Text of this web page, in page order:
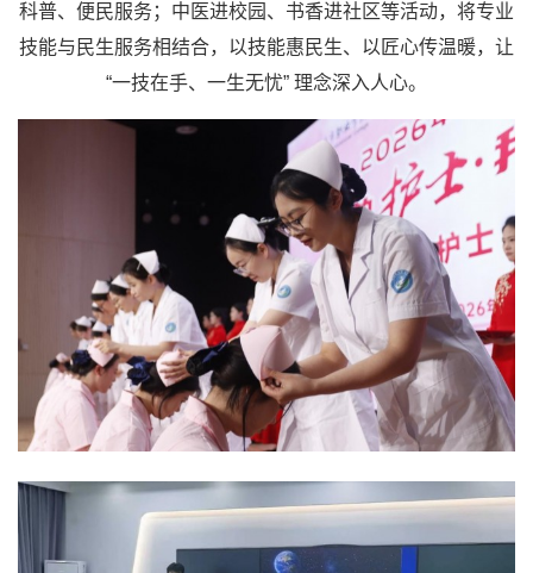
科普、便民服务；中医进校园、书香进社区等活动，将专业
技能与民生服务相结合，以技能惠民生、以匠心传温暖，让
“一技在手、一生无忧” 理念深入人心。